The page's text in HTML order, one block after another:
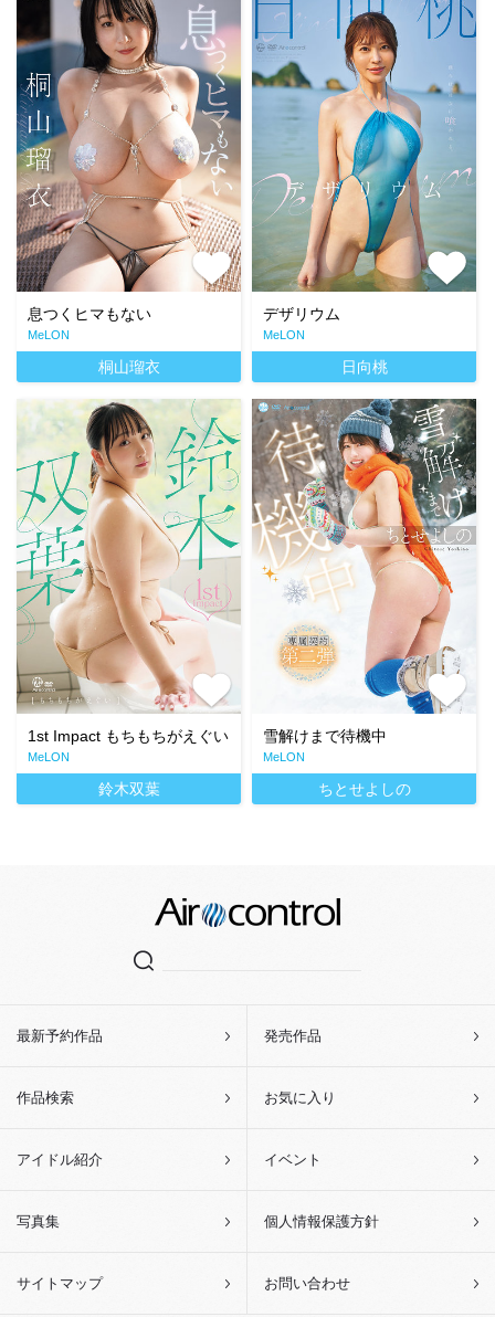
息つくヒマもない
MeLON
桐山瑠衣
デザリウム
MeLON
日向桃
1st Impact もちもちがえぐい
MeLON
鈴木双葉
雪解けまで待機中
MeLON
ちとせよしの
最新予約作品 発売作品
作品検索 お気に入り
アイドル紹介 イベント
写真集 個人情報保護方針
サイトマップ お問い合わせ